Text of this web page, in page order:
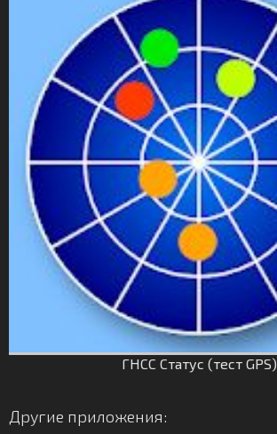
ГНСС Статус (тест GPS)
Другие приложения: